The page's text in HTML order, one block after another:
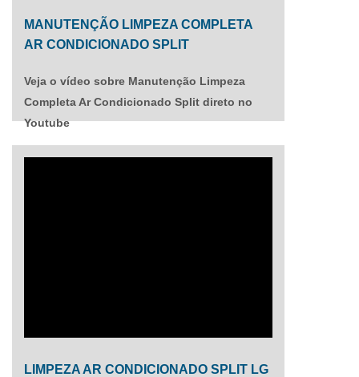
MANUTENÇÃO LIMPEZA COMPLETA
AR CONDICIONADO SPLIT
Veja o vídeo sobre Manutenção Limpeza
Completa Ar Condicionado Split direto no
Youtube
LIMPEZA AR CONDICIONADO SPLIT LG